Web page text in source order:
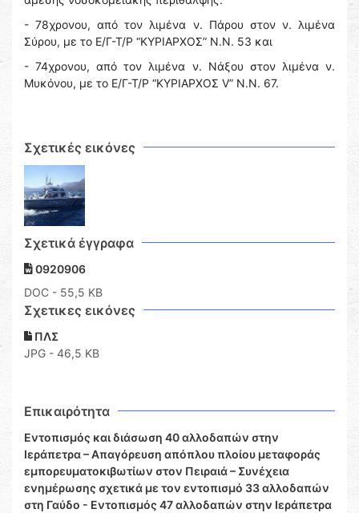
- 78χρονου, από τον λιμένα ν. Πάρου στον ν. λιμένα
Σύρου, με το Ε/Γ-Τ/Ρ “ΚΥΡΙΑΡΧΟΣ” N.N. 53 και
- 74χρονου, από τον λιμένα ν. Νάξου στον λιμένα ν.
Μυκόνου, με το Ε/Γ-Τ/Ρ “ΚΥΡΙΑΡΧΟΣ V” N.N. 67.
Σχετικές εικόνες
Σχετικά έγγραφα
0920906
DOC - 55,5 KB
Σχετικες εικόνες
ΠΛΣ
JPG - 46,5 KB
Επικαιρότητα
Εντοπισμός και διάσωση 40 αλλοδαπών στην
Ιεράπετρα – Απαγόρευση απόπλου πλοίου μεταφοράς
εμπορευματοκιβωτίων στον Πειραιά – Συνέχεια
ενημέρωσης σχετικά με τον εντοπισμό 33 αλλοδαπών
στη Γαύδο - Εντοπισμός 47 αλλοδαπών στην Ιεράπετρα